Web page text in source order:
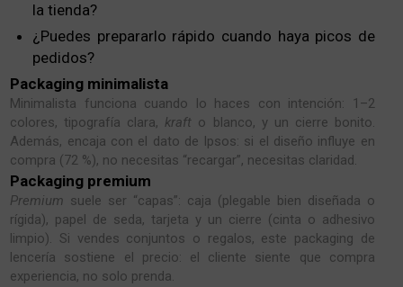
la tienda?
¿Puedes prepararlo rápido cuando haya picos de
pedidos?
Packaging minimalista
Minimalista funciona cuando lo haces con intención: 1–2
colores, tipografía clara, kraft o blanco, y un cierre bonito.
Además, encaja con el dato de Ipsos: si el diseño influye en
compra (72 %), no necesitas “recargar”, necesitas claridad.
Packaging premium
Premium suele ser “capas”: caja (plegable bien diseñada o
rígida), papel de seda, tarjeta y un cierre (cinta o adhesivo
limpio). Si vendes conjuntos o regalos, este packaging de
lencería sostiene el precio: el cliente siente que compra
experiencia, no solo prenda.